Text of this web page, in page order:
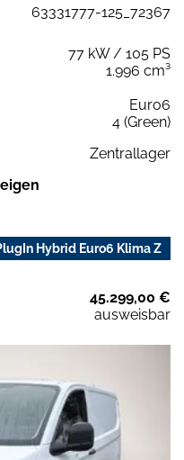
63331777-125_72367
77 kW / 105 PS
1.996 cm³
Euro6
4 (Green)
Zentrallager
Hybrid Euro6 Klima Z
45.299,00 €
ausweisbar